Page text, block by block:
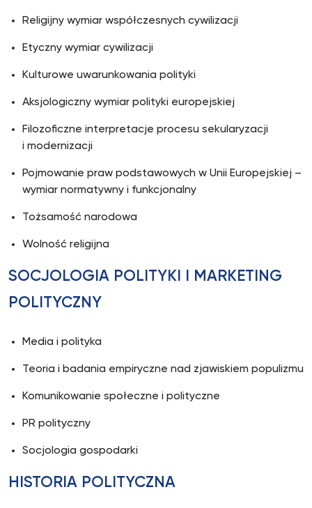
Religijny wymiar współczesnych cywilizacji
Etyczny wymiar cywilizacji
Kulturowe uwarunkowania polityki
Aksjologiczny wymiar polityki europejskiej
Filozoficzne interpretacje procesu sekularyzacji
i modernizacji
Pojmowanie praw podstawowych w Unii Europejskiej –
wymiar normatywny i funkcjonalny
Tożsamość narodowa
Wolność religijna
SOCJOLOGIA POLITYKI I MARKETING
POLITYCZNY
Media i polityka
Teoria i badania empiryczne nad zjawiskiem populizmu
Komunikowanie społeczne i polityczne
PR polityczny
Socjologia gospodarki
HISTORIA POLITYCZNA